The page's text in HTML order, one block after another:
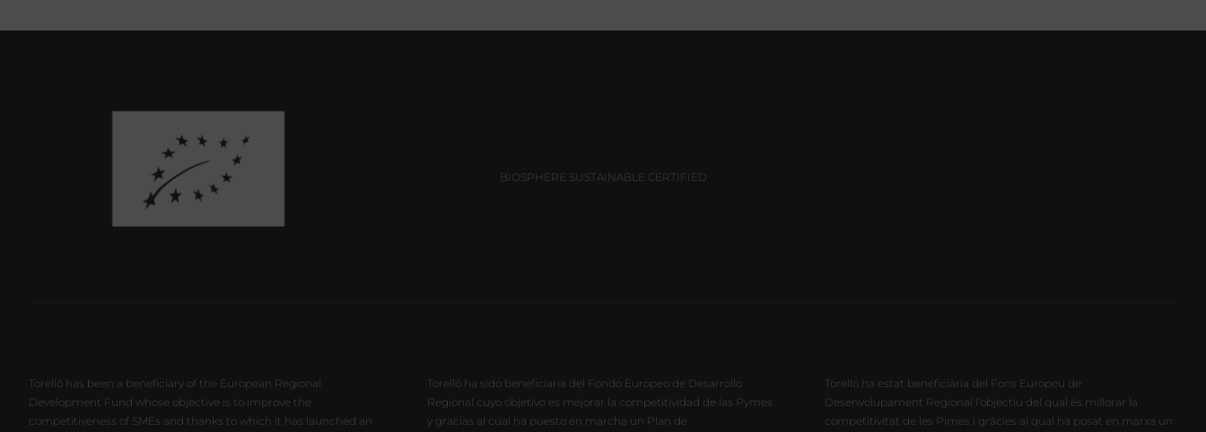
BIOSPHERE SUSTAINABLE CERTIFIED
Torelló has been a beneficiary of the European Regional
Development Fund whose objective is to improve the
competitiveness of SMEs and thanks to which it has launched an
Torelló ha sido beneficiaria del Fondo Europeo de Desarrollo
Regional cuyo objetivo es mejorar la competitividad de las Pymes
y gracias al cual ha puesto en marcha un Plan de
Torelló ha estat beneficiària del Fons Europeu de
Desenvolupament Regional l’objectiu del qual és millorar la
competitivitat de les Pimes i gràcies al qual ha posat en marxa un